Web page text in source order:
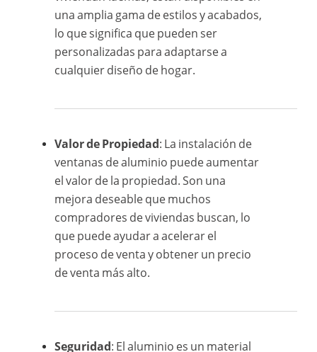
una amplia gama de estilos y acabados,
lo que significa que pueden ser
personalizadas para adaptarse a
cualquier diseño de hogar.
Valor de Propiedad: La instalación de
ventanas de aluminio puede aumentar
el valor de la propiedad. Son una
mejora deseable que muchos
compradores de viviendas buscan, lo
que puede ayudar a acelerar el
proceso de venta y obtener un precio
de venta más alto.
Seguridad: El aluminio es un material